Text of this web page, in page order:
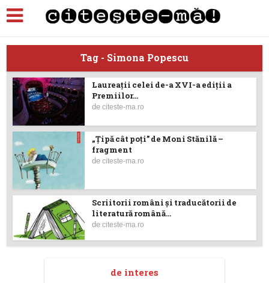
Tag - Simona Popescu
Laureaţii celei de-a XVI-a ediţii a
Premiilor...
deciteste-ma.ro
„Țipă cât poți” de Moni Stănilă –
fragment
deciteste-ma.ro
Scriitorii români şi traducătorii de
literatură română...
deciteste-ma.ro
de interes